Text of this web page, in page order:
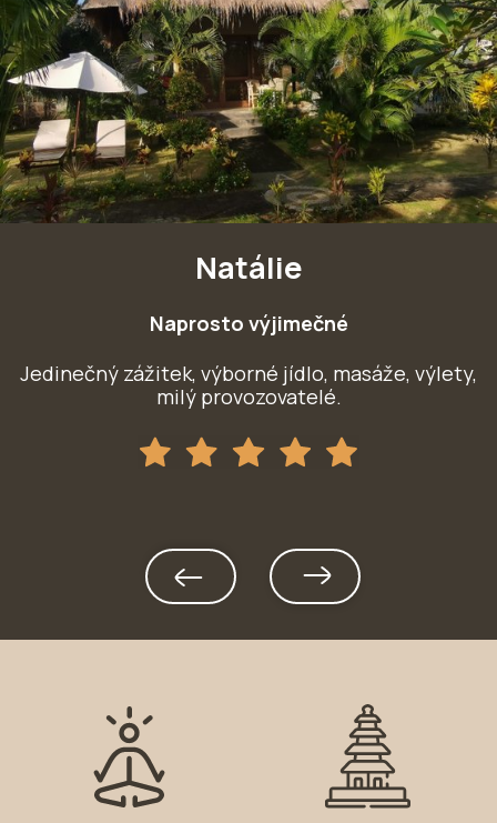
Natálie
Naprosto výjimečné
Jedinečný zážitek, výborné jídlo, masáže, výlety,
milý provozovatelé.